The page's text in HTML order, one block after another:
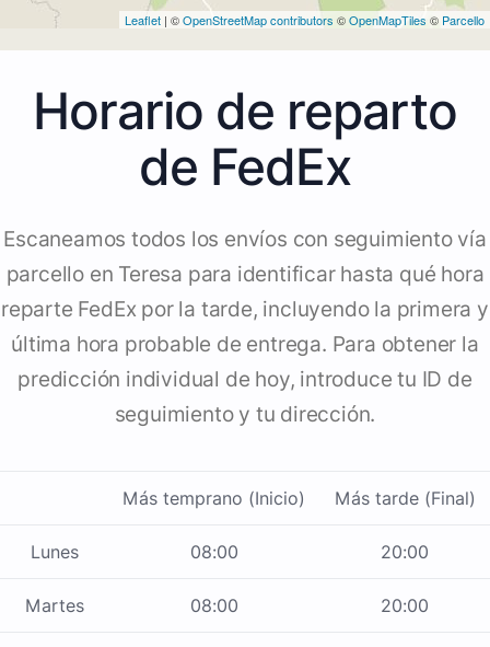
Leaflet | ©OpenStreetMap contributors ©OpenMapTiles © Parcello
Horario de reparto
de FedEx
Escaneamos todos los envíos con seguimiento vía
parcello en Teresa para identificar hasta qué hora
reparte FedEx por la tarde, incluyendo la primera y
última hora probable de entrega. Para obtener la
predicción individual de hoy, introduce tu ID de
seguimiento y tu dirección.
Más temprano (Inicio) Más tarde (Final)
Lunes 08:00 20:00
Martes 08:00 20:00